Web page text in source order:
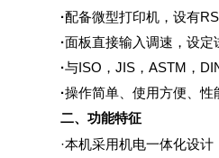
·配备微型打印机，设有
·面板直接输入调速，设定
·与 ISO ，JIS ，ASTM ，
·操作简单、使用方便、性
二、功能特征
·本机采用机电一体化设